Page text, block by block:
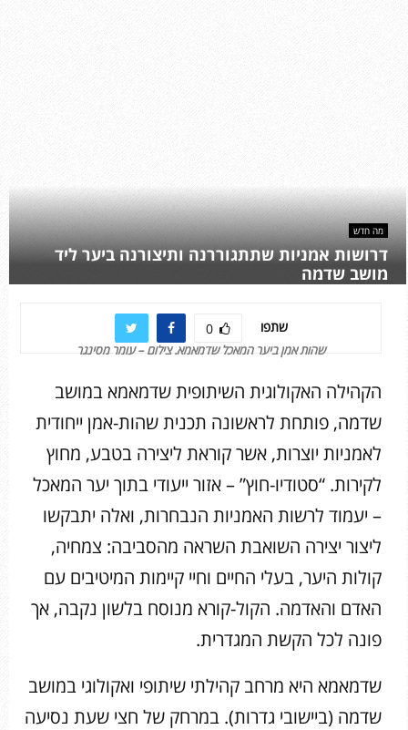
מה חדש
דרושות אמניות שתתגוררנה ותיצורנה ביער ליד
מושב שדמה
שתפו 0
שהות אמן ביער המאכל שדמאמא. צילום – עומר מסינגר
הקהילה האקולוגית השיתופית שדמאמא במושב
שדמה, פותחת לראשונה תכנית שהות-אמן ייחודית
לאמניות יוצרות, אשר קוראת ליצירה בטבע, מחוץ
לקירות. “סטודיו-חוץ” – אזור ייעודי בתוך יער המאכל
– יעמוד לרשות האמניות הנבחרות, ואלה יתבקשו
ליצור יצירה השואבת השראה מהסביבה: צמחיה,
קולות היער, בעלי החיים וחיי קיימות המיטיבים עם
האדם והאדמה. הקול-קורא מנוסח בלשון נקבה, אך
פונה לכל הקשת המגדרית.
שדמאמא היא מרחב קהילתי שיתופי ואקולוגי במושב
שדמה (ביישובי גדרות). במרחק של חצי שעת נסיעה